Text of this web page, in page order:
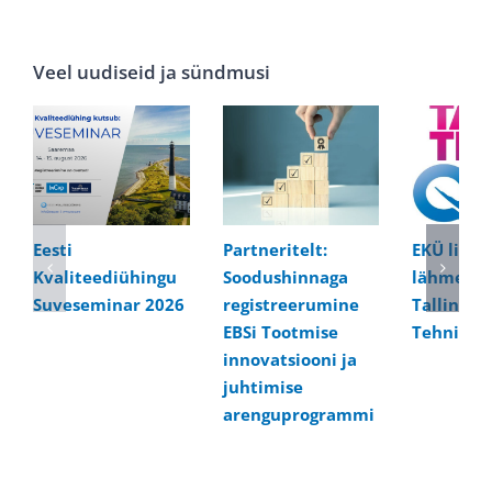
Veel uudiseid ja sündmusi
Eesti
Kvaliteediühingu
Suveseminar 2026
Partneritelt:
Soodushinnaga
registreerumine
EBSi Tootmise
innovatsiooni ja
juhtimise
arenguprogrammi
EKÜ
lähme
Tallinna